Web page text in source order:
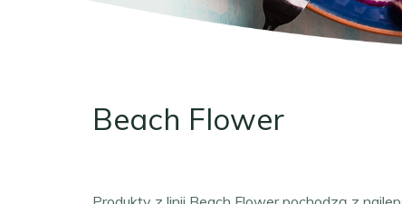
Beach Flower